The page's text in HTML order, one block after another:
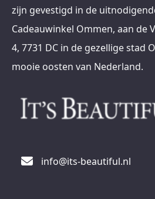
zijn gevestigd in de
Cadeauwinkel Ommen, aan de
4, 7731 DC in de gezellige stad
mooie oosten van Nederland.
info@its-beautiful.nl